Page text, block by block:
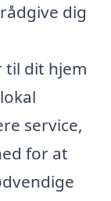
dig
til dit hjem
service,
for at